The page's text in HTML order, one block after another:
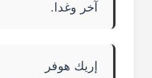
آخر وغدا.
إريك هوفر